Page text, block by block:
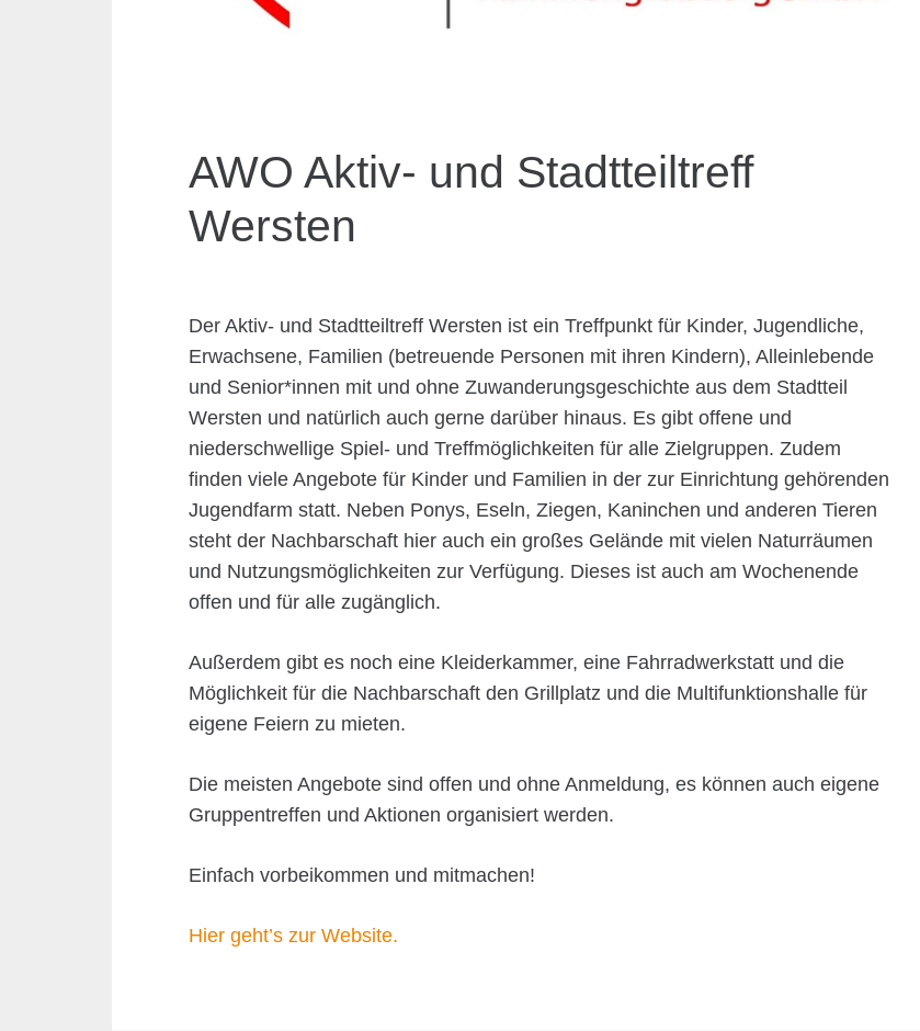
AWO Aktiv- und Stadtteiltreff
Wersten
Der Aktiv- und Stadtteiltreff Wersten ist ein Treffpunkt für Kinder, Jugendliche,
Erwachsene, Familien (betreuende Personen mit ihren Kindern), Alleinlebende
und Senior*innen mit und ohne Zuwanderungsgeschichte aus dem Stadtteil
Wersten und natürlich auch gerne darüber hinaus. Es gibt offene und
niederschwellige Spiel- und Treffmöglichkeiten für alle Zielgruppen. Zudem
finden viele Angebote für Kinder und Familien in der zur Einrichtung gehörenden
Jugendfarm statt. Neben Ponys, Eseln, Ziegen, Kaninchen und anderen Tieren
steht der Nachbarschaft hier auch ein großes Gelände mit vielen Naturräumen
und Nutzungsmöglichkeiten zur Verfügung. Dieses ist auch am Wochenende
offen und für alle zugänglich.
Außerdem gibt es noch eine Kleiderkammer, eine Fahrradwerkstatt und die
Möglichkeit für die Nachbarschaft den Grillplatz und die Multifunktionshalle für
eigene Feiern zu mieten.
Die meisten Angebote sind offen und ohne Anmeldung, es können auch eigene
Gruppentreffen und Aktionen organisiert werden.
Einfach vorbeikommen und mitmachen!
Hier geht’s zur Website.